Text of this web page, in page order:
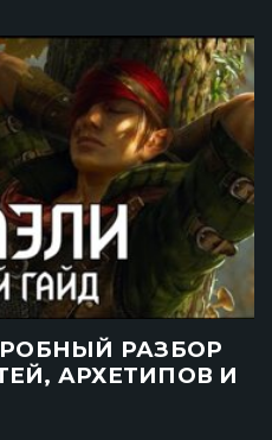
РАЗБОР
АРХЕТИПОВ И